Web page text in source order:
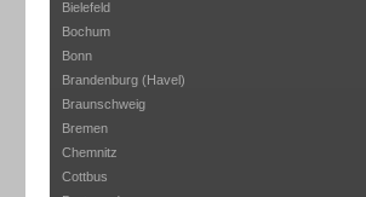
Bielefeld
Bochum
Bonn
Brandenburg (Havel)
Braunschweig
Bremen
Chemnitz
Cottbus